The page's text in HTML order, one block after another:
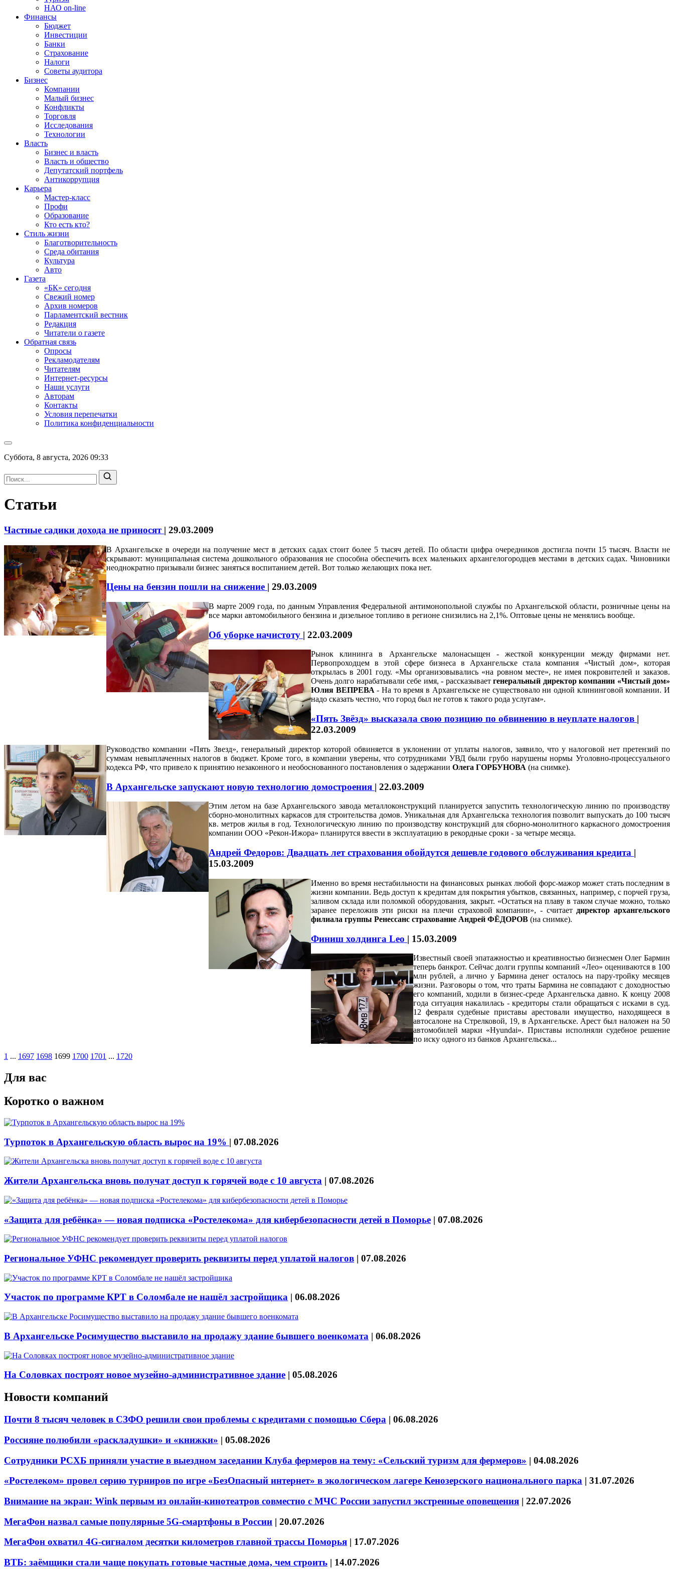
НАО on-line
Финансы
Бюджет
Инвестиции
Банки
Страхование
Налоги
Советы аудитора
Бизнес
Компании
Малый бизнес
Конфликты
Торговля
Исследования
Технологии
Власть
Бизнес и власть
Власть и общество
Депутатский портфель
Антикоррупция
Карьера
Мастер-класс
Профи
Образование
Кто есть кто?
Стиль жизни
Благотворительность
Среда обитания
Культура
Авто
Газета
«БК» сегодня
Свежий номер
Архив номеров
Парламентский вестник
Редакция
Читатели о газете
Обратная связь
Опросы
Рекламодателям
Читателям
Интернет-ресурсы
Наши услуги
Авторам
Контакты
Условия перепечатки
Политика конфиденциальности
Суббота, 8 августа, 2026 09:33
Статьи
Частные садики дохода не приносят | 29.03.2009
В Архангельске в очереди на получение мест в детских садах стоит более 5 тысяч детей. По области цифра очередников достигла почти 15 тысяч. Власти не
скрывают: муниципальная система дошкольного образования не способна обеспечить всех маленьких архангелогородцев местами в детских садах. Чиновники
неоднократно призывали бизнес заняться воспитанием детей. Вот только желающих пока нет.
Цены на бензин пошли на снижение | 29.03.2009
В марте 2009 года, по данным Управления Федеральной антимонопольной службы по Архангельской области, розничные цены на
все марки автомобильного бензина и дизельное топливо в регионе снизились на 2,1%. Оптовые цены не менялись вообще.
Об уборке начистоту | 22.03.2009
Рынок клининга в Архангельске малонасыщен - жесткой конкуренции между фирмами нет.
Первопроходцем в этой сфере бизнеса в Архангельске стала компания «Чистый дом», которая
открылась в 2001 году. «Мы организовывались «на ровном месте», не имея покровителей и заказов.
Очень долго нарабатывали себе имя, - рассказываетгенеральный директор компании «Чистый дом»
Юлия ВЕПРЕВА- На то время в Архангельске не существовало ни одной клининговой компании. И
надо сказать честно, что город был не готов к такого рода услугам».
«Пять Звёзд» высказала свою позицию по обвинению в неуплате налогов |
22.03.2009
Руководство компании «Пять Звезд», генеральный директор которой обвиняется в уклонении от уплаты налогов, заявило, что у налоговой нет претензий по
суммам невыплаченных налогов в бюджет. Кроме того, в компании уверены, что сотрудниками УВД были грубо нарушены нормы Уголовно-процессуального
кодекса РФ, что привело к принятию незаконного и необоснованного постановления о задержании Олега ГОРБУНОВА (на снимке).
В Архангельске запускают новую технологию домостроения | 22.03.2009
Этим летом на базе Архангельского завода металлоконструкций планируется запустить технологическую линию по производству
сборно-монолитных каркасов для строительства домов. Уникальная для Архангельска технология позволит выпускать до 100 тысяч
кв. метров жилья в год. Технологическую линию по производству конструкций для сборно-монолитного каркасного домостроения
компании ООО «Рекон-Ижора» планирутся ввести в эксплуатацию в рекордные сроки - за четыре месяца.
Андрей Федоров: Двадцать лет страхования обойдутся дешевле годового обслуживания кредита |
15.03.2009
Именно во время нестабильности на финансовых рынках любой форс-мажор может стать последним в
жизни компании. Ведь доступ к кредитам для покрытия убытков, связанных, например, с порчей груза,
заливом склада или поломкой оборудования, закрыт. «Остаться на плаву в таком случае можно, только
заранее переложив эти риски на плечи страховой компании», - считает директор архангельского
филиала группы Ренессанс страхование Андрей ФЁДОРОВ (на снимке).
Финиш холдинга Leo | 15.03.2009
Известный своей эпатажностью и креативностью бизнесмен Олег Бармин
теперь банкрот. Сейчас долги группы компаний «Лео» оцениваются в 100
млн рублей, а лично у Бармина денег осталось на пару-тройку месяцев
жизни. Разговоры о том, что траты Бармина не совпадают с доходностью
его компаний, ходили в бизнес-среде Архангельска давно. К концу 2008
года ситуация накалилась - кредиторы стали обращаться с исками в суд.
12 февраля судебные приставы арестовали имущество, находящееся в
автосалоне на Стрелковой, 19, в Архангельске. Арест был наложен на 50
автомобилей марки «Hyundai». Приставы исполняли судебное решение
по иску одного из банков Архангельска...
1 ... 1697 1698 1699 1700 1701 ... 1720
Для вас
Коротко о важном
Турпоток в Архангельскую область вырос на 19% | 07.08.2026
Жители Архангельска вновь получат доступ к горячей воде с 10 августа | 07.08.2026
«Защита для ребёнка» — новая подписка «Ростелекома» для кибербезопасности детей в Поморье | 07.08.2026
Региональное УФНС рекомендует проверить реквизиты перед уплатой налогов | 07.08.2026
Участок по программе КРТ в Соломбале не нашёл застройщика | 06.08.2026
В Архангельске Росимущество выставило на продажу здание бывшего военкомата | 06.08.2026
На Соловках построят новое музейно-административное здание | 05.08.2026
Новости компаний
Почти 8 тысяч человек в СЗФО решили свои проблемы с кредитами с помощью Сбера | 06.08.2026
Россияне полюбили «раскладушки» и «книжки» | 05.08.2026
Сотрудники РСХБ приняли участие в выездном заседании Клуба фермеров на тему: «Сельский туризм для фермеров» | 04.08.2026
«Ростелеком» провел серию турниров по игре «БезОпасный интернет» в экологическом лагере Кенозерского национального парка | 31.07.2026
Внимание на экран: Wink первым из онлайн-кинотеатров совместно с МЧС России запустил экстренные оповещения | 22.07.2026
МегаФон назвал самые популярные 5G-смартфоны в России | 20.07.2026
МегаФон охватил 4G-сигналом десятки километров главной трассы Поморья | 17.07.2026
ВТБ: заёмщики стали чаще покупать готовые частные дома, чем строить | 14.07.2026